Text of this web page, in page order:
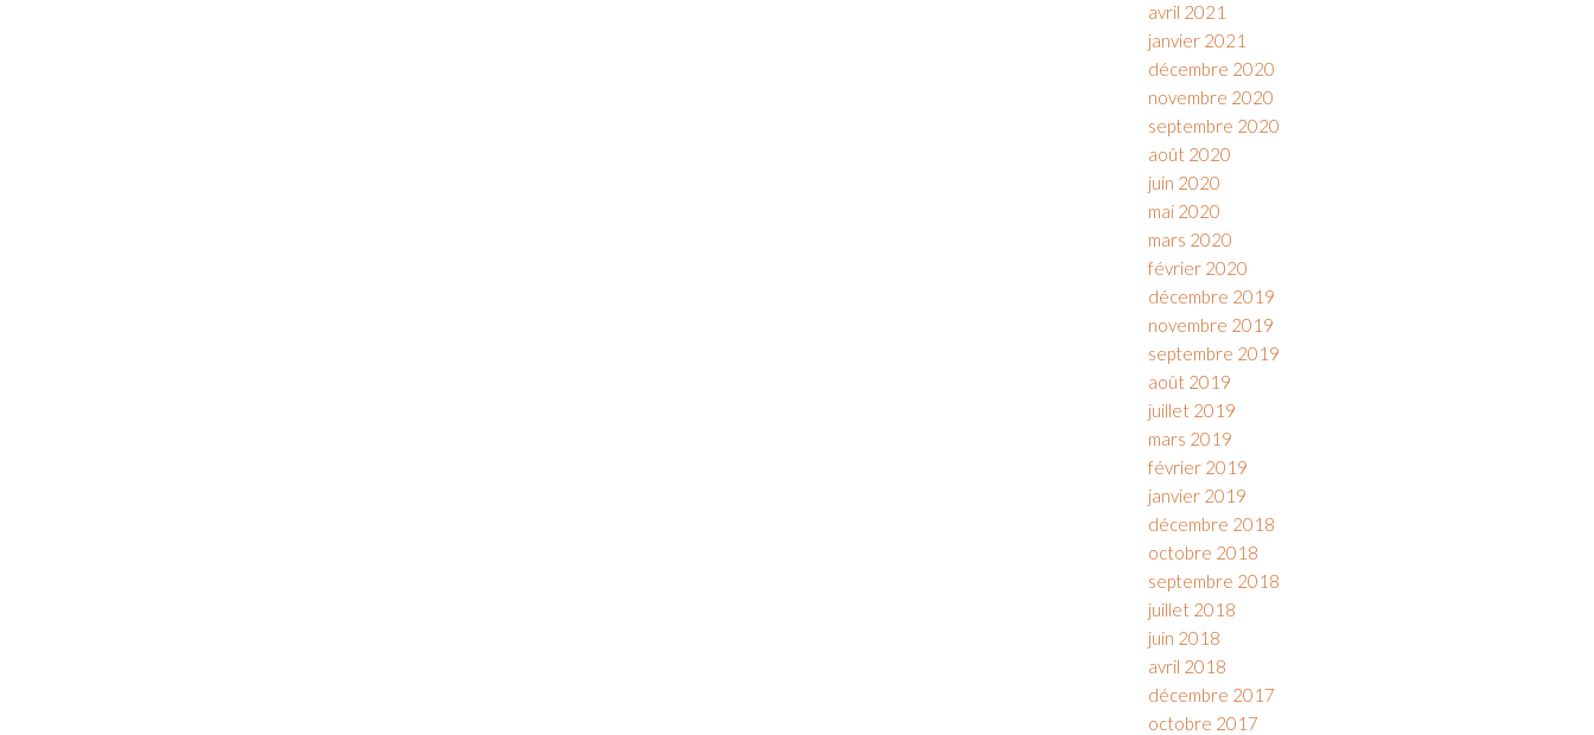
avril 2021
janvier 2021
décembre 2020
novembre 2020
septembre 2020
août 2020
juin 2020
mai 2020
mars 2020
février 2020
décembre 2019
novembre 2019
septembre 2019
août 2019
juillet 2019
mars 2019
février 2019
janvier 2019
décembre 2018
octobre 2018
septembre 2018
juillet 2018
juin 2018
avril 2018
décembre 2017
octobre 2017